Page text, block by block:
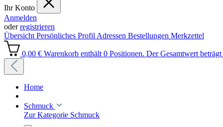
Ihr Konto
Anmelden
oderregistrieren
Übersicht Persönliches Profil Adressen Bestellungen Merkzettel
0,00 € Warenkorb enthält 0 Positionen. Der Gesamtwert
Home
Schmuck
Zur Kategorie Schmuck